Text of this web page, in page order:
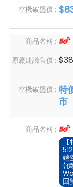
空機破盤價 :
商品名稱 :
原廠建議售價 :
空機破盤價 : 特
市
商品名稱 :
端
(
回